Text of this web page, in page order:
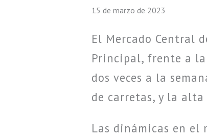
15 de marzo de 2023
El Mercado Central
Principal, frente a la
dos veces a la
de carretas, y la
Las dinámicas en el